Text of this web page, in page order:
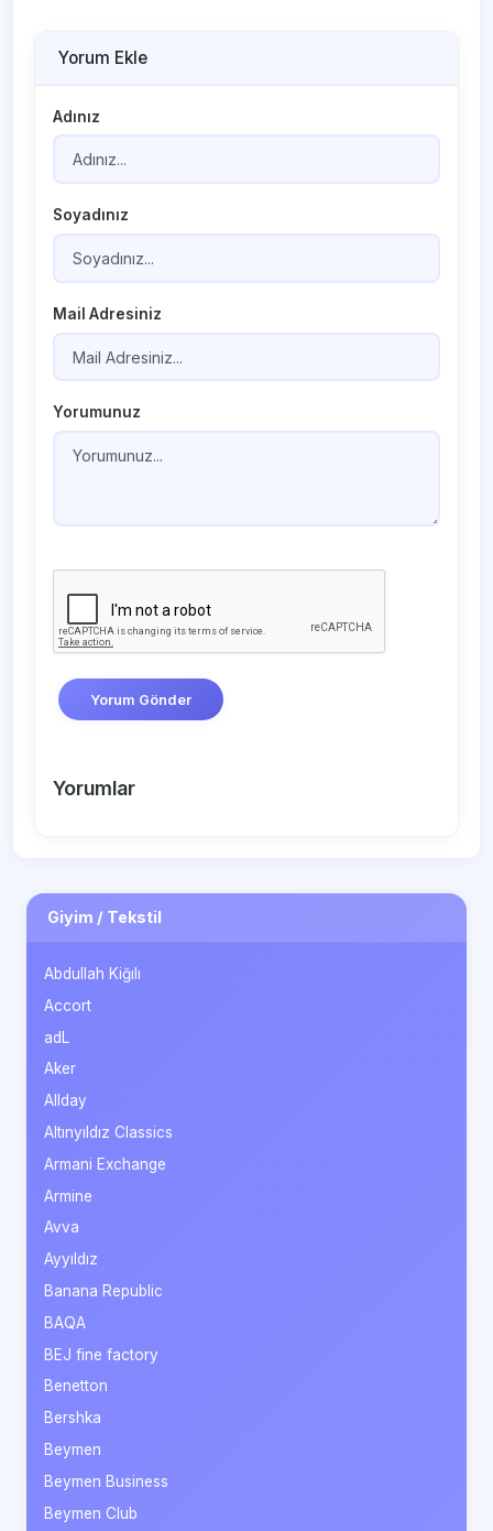
Yorum Ekle
Adınız
Soyadınız
Mail Adresiniz
Yorumunuz
Yorum Gönder
Yorumlar
Giyim / Tekstil
Abdullah Kiğılı
Accort
adL
Aker
Allday
Altınyıldız Classics
Armani Exchange
Armine
Avva
Ayyıldız
Banana Republic
BAQA
BEJ fine factory
Benetton
Bershka
Beymen
Beymen Business
Beymen Club